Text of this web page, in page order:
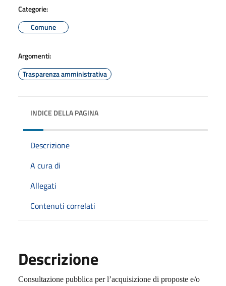
Categorie:
Comune
Argomenti:
Trasparenza amministrativa
INDICE DELLA PAGINA
Descrizione
A cura di
Allegati
Contenuti correlati
Descrizione
Consultazione pubblica per l’acquisizione di proposte e/o